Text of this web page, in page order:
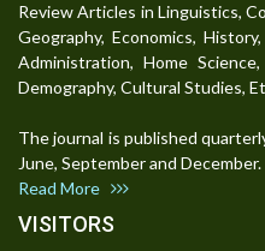
Review Articles in Linguistics,
Geography, Economics,
Administration, Home
Demography, Cultural Studies,
The journal is published
June, September and December.
Read More
VISITORS